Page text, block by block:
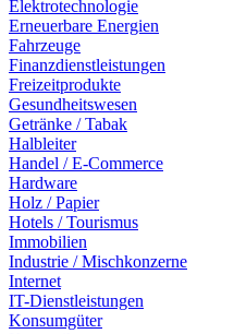
Elektrotechnologie
Erneuerbare Energien
Fahrzeuge
Finanzdienstleistungen
Freizeitprodukte
Gesundheitswesen
Getränke / Tabak
Halbleiter
Handel / E-Commerce
Hardware
Holz / Papier
Hotels / Tourismus
Immobilien
Industrie / Mischkonzerne
Internet
IT-Dienstleistungen
Konsumgüter